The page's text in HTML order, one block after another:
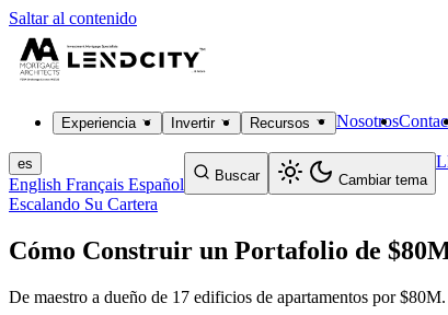
Saltar al contenido
Experiencia Invertir Recursos Nosotros
es
English Français Español Buscar Cambiar tema
Escalando Su Cartera
Cómo Construir un Portafolio de
De maestro a dueño de 17 edificios de apartamentos por